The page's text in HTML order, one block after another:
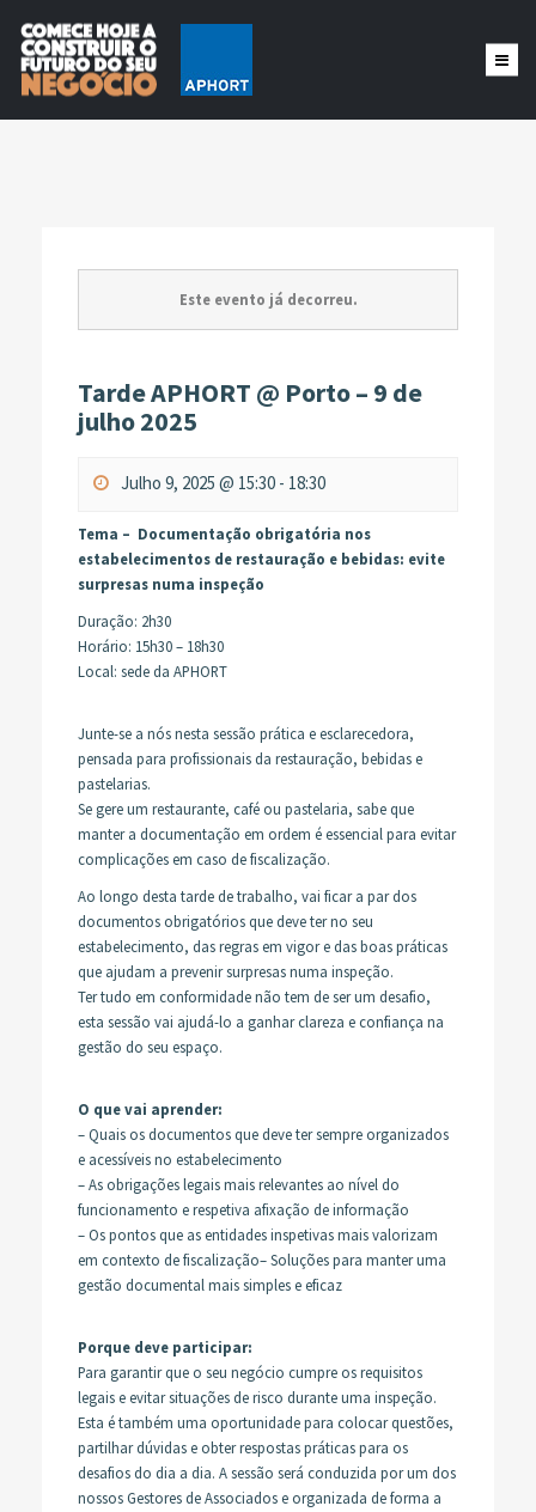
Este evento já decorreu.
Tarde APHORT @ Porto – 9 de
julho 2025
Julho 9, 2025 @ 15:30 - 18:30
Tema – Documentação obrigatória nos
estabelecimentos de restauração e bebidas: evite
surpresas numa inspeção
Duração: 2h30
Horário: 15h30 – 18h30
Local: sede da APHORT
Junte-se a nós nesta sessão prática e esclarecedora,
pensada para profissionais da restauração, bebidas e
pastelarias.
Se gere um restaurante, café ou pastelaria, sabe que
manter a documentação em ordem é essencial para evitar
complicações em caso de fiscalização.
Ao longo desta tarde de trabalho, vai ficar a par dos
documentos obrigatórios que deve ter no seu
estabelecimento, das regras em vigor e das boas práticas
que ajudam a prevenir surpresas numa inspeção.
Ter tudo em conformidade não tem de ser um desafio,
esta sessão vai ajudá-lo a ganhar clareza e confiança na
gestão do seu espaço.
O que vai aprender:
– Quais os documentos que deve ter sempre organizados
e acessíveis no estabelecimento
– As obrigações legais mais relevantes ao nível do
funcionamento e respetiva afixação de informação
– Os pontos que as entidades inspetivas mais valorizam
em contexto de fiscalização– Soluções para manter uma
gestão documental mais simples e eficaz
Porque deve participar:
Para garantir que o seu negócio cumpre os requisitos
legais e evitar situações de risco durante uma inspeção.
Esta é também uma oportunidade para colocar questões,
partilhar dúvidas e obter respostas práticas para os
desafios do dia a dia. A sessão será conduzida por um dos
nossos Gestores de Associados e organizada de forma a